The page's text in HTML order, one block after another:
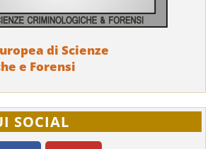
di Scienze
e Forensi
SOCIAL